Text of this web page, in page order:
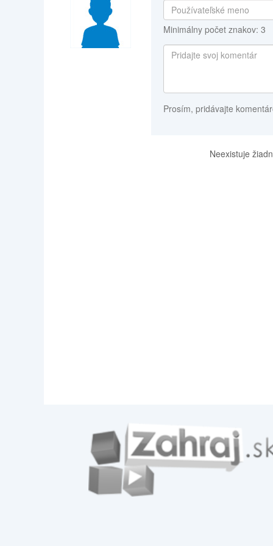
Minimálny počet znakov: 3
Prosím, pridávajte
Neexistuje